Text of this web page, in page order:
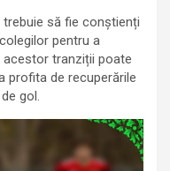
să fie conștienți
pentru a
acestor tranziții poate
profita de recuperările
gol.